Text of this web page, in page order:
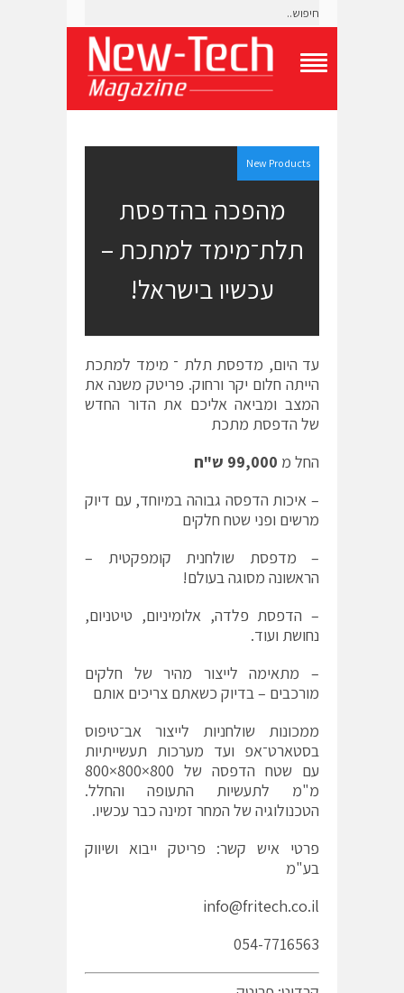
g
l
e
N
M
n
u
New Products
מהפכה בהדפסת
תלת־מימד למתכת –
עכשיו בישראל!
עד היום, מדפסת תלת ־ מימד למתכת
הייתה חלום יקר ורחוק. פריטק משנה את
המצב ומביאה אליכם את הדור החדש
של הדפסת מתכת
החל מ 99,000 ש"ח
– איכות הדפסה גבוהה במיוחד, עם דיוק
מרשים ופני שטח חלקים
– מדפסת שולחנית קומפקטית –
הראשונה מסוגה בעולם!
– הדפסת פלדה, אלומיניום, טיטניום,
נחושת ועוד.
– מתאימה לייצור מהיר של חלקים
מורכבים – בדיוק כשאתם צריכים אותם
ממכונות שולחניות לייצור אב־טיפוס
בסטארט־אפ ועד מערכות תעשייתיות
עם שטח הדפסה של 800×800×800
מ"מ לתעשיות התעופה והחלל.
הטכנולוגיה של המחר זמינה כבר עכשיו.
פרטי איש קשר: פריטק ייבוא ושיווק
בע"מ
info@fritech.co.il
054-7716563